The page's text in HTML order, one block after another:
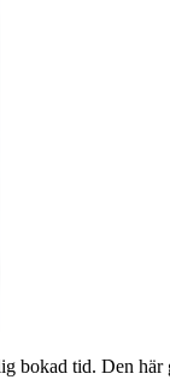
bokad tid. Den